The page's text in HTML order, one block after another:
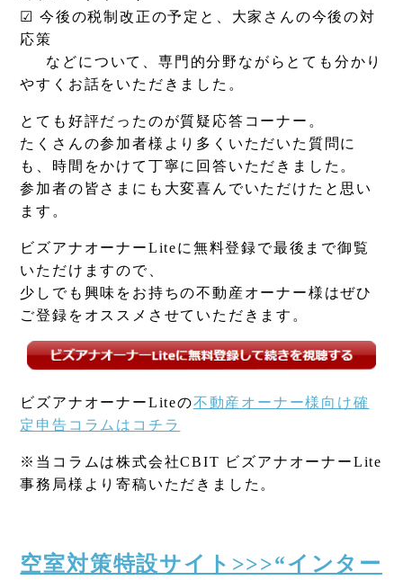
☑ 今後の税制改正の予定と、大家さんの今後の対
応策
などについて、専門的分野ながらとても分かり
やすくお話をいただきました。
とても好評だったのが質疑応答コーナー。
たくさんの参加者様より多くいただいた質問に
も、時間をかけて丁寧に回答いただきました。
参加者の皆さまにも大変喜んでいただけたと思い
ます。
ビズアナオーナーLiteに無料登録で最後まで御覧
いただけますので、
少しでも興味をお持ちの不動産オーナー様はぜひ
ご登録をオススメさせていただきます。
ビズアナオーナーLiteの不動産オーナー様向け確
定申告コラムはコチラ
※当コラムは株式会社CBIT ビズアナオーナーLite
事務局様より寄稿いただきました。
空室対策特設サイト>>>“インター